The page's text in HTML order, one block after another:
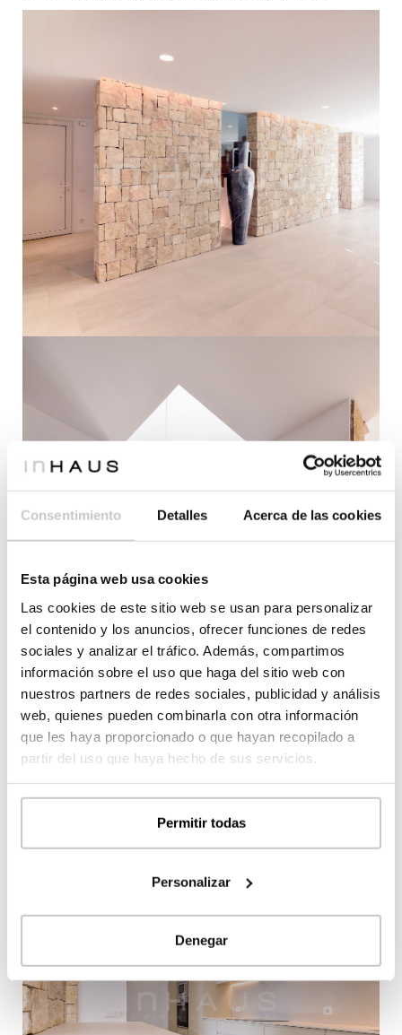
Consentimiento Detalles Acerca de las cookies
Esta página web usa cookies
Las cookies de este sitio web se usan para personalizar
el contenido y los anuncios, ofrecer funciones de redes
sociales y analizar el tráfico. Además, compartimos
información sobre el uso que haga del sitio web con
nuestros partners de redes sociales, publicidad y análisis
web, quienes pueden combinarla con otra información
que les haya proporcionado o que hayan recopilado a
partir del uso que haya hecho de sus servicios.
Permitir todas
Personalizar
Denegar